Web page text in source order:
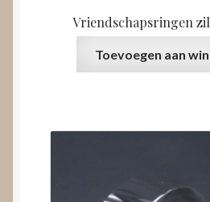
Vriendschapsringen
Toevoegen aan